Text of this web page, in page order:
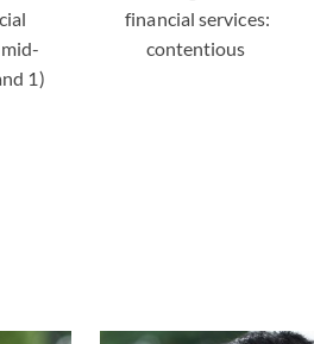
1)
financial services:
contentious